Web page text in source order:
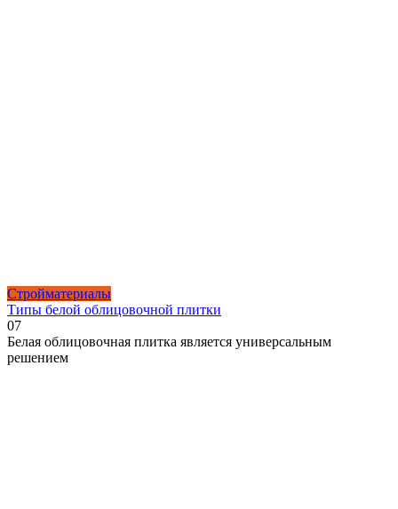
Стройматериалы
Типы белой облицовочной плитки
07
Белая облицовочная плитка является универсальным
решением